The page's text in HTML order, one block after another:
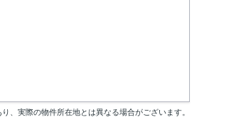
、実際の物件所在地とは異なる場合がございます。